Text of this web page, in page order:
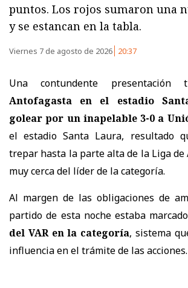
puntos. Los rojos sumaron una
y se estancan en la tabla.
Viernes 7 de agosto de 2026 20:37
Una contundente presentación
Antofagasta en el estadio
golear por un inapelable 3-0 a
el estadio Santa Laura, resultado
trepar hasta la parte alta de la Liga de
muy cerca del líder de la categoría.
Al margen de las obligaciones de
partido de esta noche estaba
del VAR en la categoría, sistema
influencia en el trámite de las acciones.